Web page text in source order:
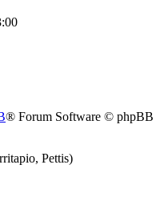
® Forum Software © phpBB
Pettis)